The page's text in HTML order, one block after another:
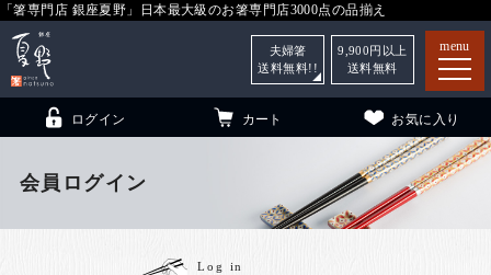
「箸専門店 銀座夏野」日本最大級のお箸専門店3000点の品揃え
menu
ログイン カート お気に入り
夫婦箸
送料無料!!
9,900 円以上
送料無料
会員ログイン
Log in